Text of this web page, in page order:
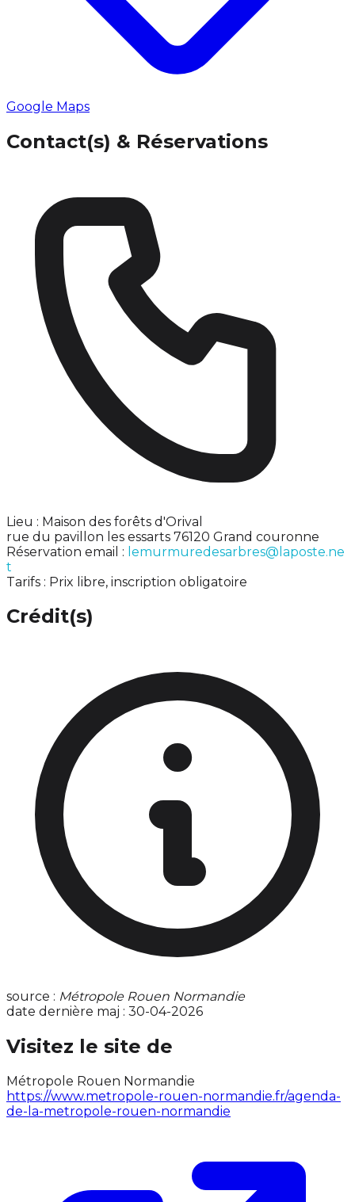
Google Maps
Contact(s) & Réservations
Lieu : Maison des forêts d'Orival
rue du pavillon les essarts 76120 Grand couronne
Réservation email : lemurmuredesarbres@laposte.ne
t
Tarifs : Prix libre, inscription obligatoire
Crédit(s)
source : Métropole Rouen Normandie
date dernière maj : 30-04-2026
Visitez le site de
Métropole Rouen Normandie
https://www.metropole-rouen-normandie.fr/agenda-
de-la-metropole-rouen-normandie